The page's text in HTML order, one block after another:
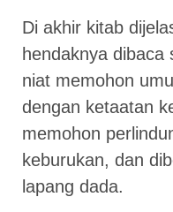
Di akhir kitab
hendaknya dibaca
niat memohon
dengan ketaatan
memohon
keburukan, dan
lapang dada.